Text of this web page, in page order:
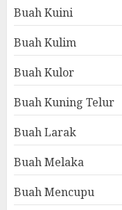
Buah Kuini
Buah Kulim
Buah Kulor
Buah Kuning Telur
Buah Larak
Buah Melaka
Buah Mencupu